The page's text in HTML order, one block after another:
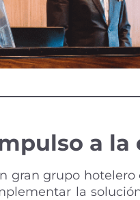
a la
gran grupo
la